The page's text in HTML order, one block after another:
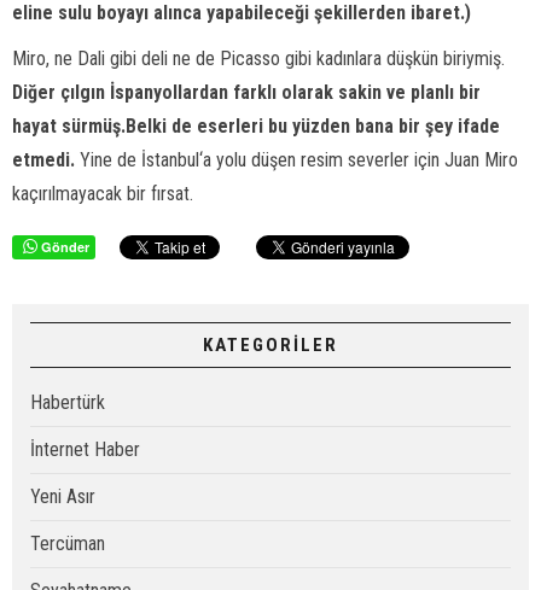
eline sulu boyayı alınca yapabileceği şekillerden ibaret.)
Miro, ne Dali gibi deli ne de Picasso gibi kadınlara düşkün biriymiş.
Diğer çılgın İspanyollardan farklı olarak sakin ve planlı bir
hayat sürmüş.Belki de eserleri bu yüzden bana bir şey ifade
etmedi. Yine de İstanbul‘a yolu düşen resim severler için Juan Miro
kaçırılmayacak bir fırsat.
Gönder
KATEGORİLER
Habertürk
İnternet Haber
Yeni Asır
Tercüman